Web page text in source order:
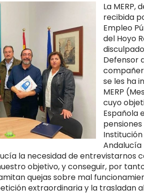
La MERP,
recibida
Empleo
del Hoyo
Defensor
se les ha
MERP
cuyo
Española
Andalucía
la necesidad de entrevistarnos
objetivo, y conseguir, por
quejas sobre mal
extraordinaria y la trasladan